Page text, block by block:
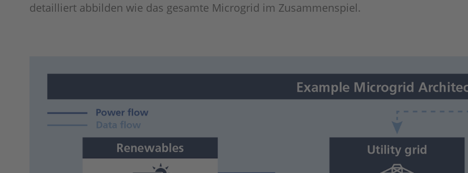
detailliert abbilden wie das gesamte Microgrid im Zusammenspiel.